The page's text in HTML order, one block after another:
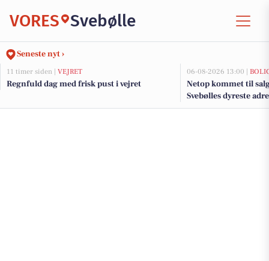
VORES Svebølle
Seneste nyt ›
11 timer siden | VEJRET
Regnfuld dag med frisk pust i vejret
06-08-2026 13:00 |
Netop kommet til
Svebølles dyreste